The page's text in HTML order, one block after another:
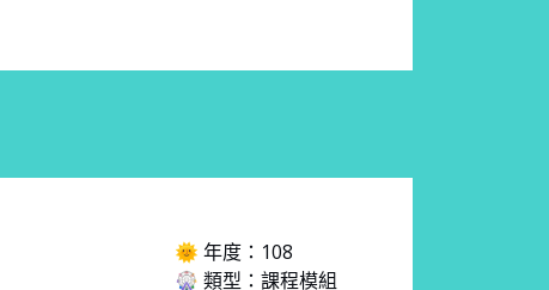
🌞 年度：108
🎡 類型：課程模組